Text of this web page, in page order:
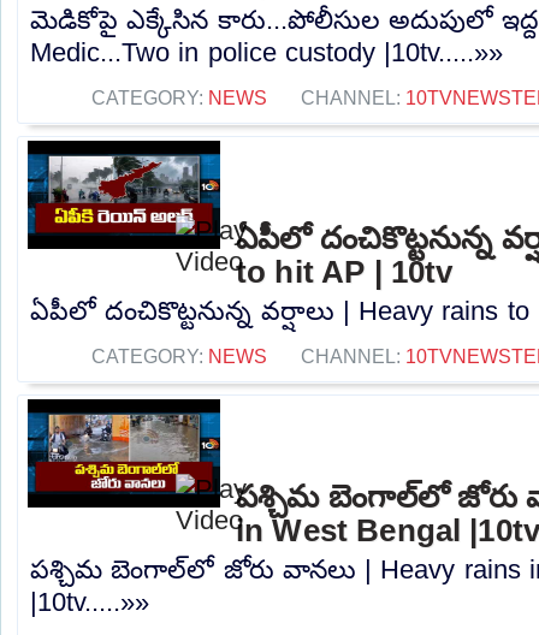
మెడికోపై ఎక్కేసిన కారు...పోలీసుల అదుపులో
Medic...Two in police custody |10tv.....»»
CATEGORY: NEWS CHANNEL:
ఏపీలో దంచికొట్టనున్న
to hit AP | 10tv
ఏపీలో దంచికొట్టనున్న వర్షాలు | Heavy rains to
CATEGORY: NEWS CHANNEL:
పశ్చిమ బెంగాల్‌లో జోరు
in West Bengal
పశ్చిమ బెంగాల్‌లో జోరు వానలు | Heavy rains
|10tv.....»»